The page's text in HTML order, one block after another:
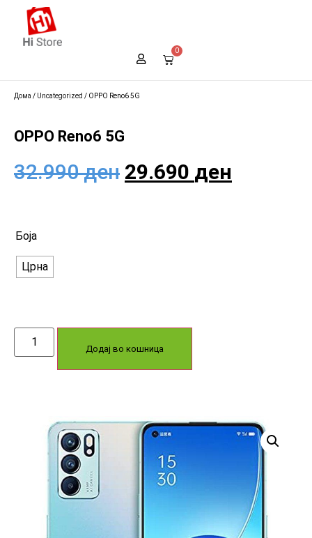
0
Дома / Uncategorized / OPPO Reno6 5G
OPPO Reno6 5G
32.990ден 29.690 ден
Боја
Црна
Додај во кошница